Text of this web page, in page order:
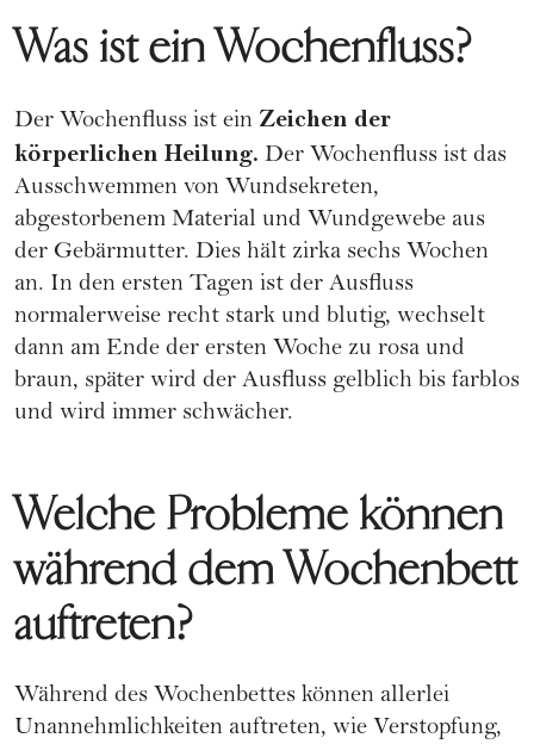
Was ist ein Wochenfluss?
Der Wochenfluss ist ein Zeichen der
körperlichen Heilung. Der Wochenfluss ist das
Ausschwemmen von Wundsekreten,
abgestorbenem Material und Wundgewebe aus
der Gebärmutter. Dies hält zirka sechs Wochen
an. In den ersten Tagen ist der Ausfluss
normalerweise recht stark und blutig, wechselt
dann am Ende der ersten Woche zu rosa und
braun, später wird der Ausfluss gelblich bis farblos
und wird immer schwächer.
Welche Probleme können
während dem Wochenbett
auftreten?
Während des Wochenbettes können allerlei
Unannehmlichkeiten auftreten, wie Verstopfung,